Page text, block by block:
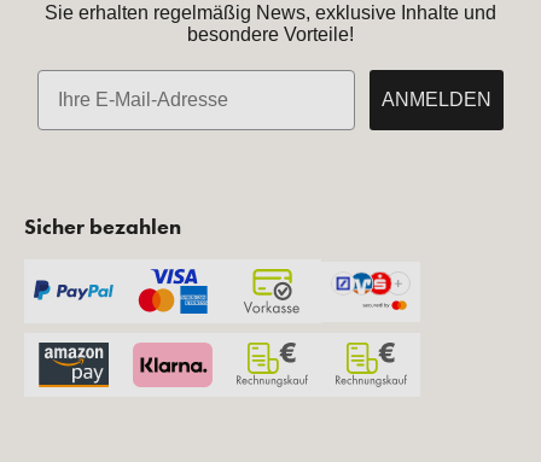
Sie erhalten regelmäßig News, exklusive Inhalte und
besondere Vorteile!
E-Mail
ANMELDEN
Sicher bezahlen